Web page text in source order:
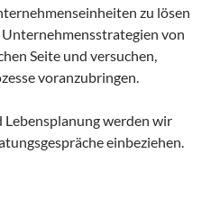
zu lösen
von
Seite und versuchen,
voranzubringen.
werden wir
einbeziehen.